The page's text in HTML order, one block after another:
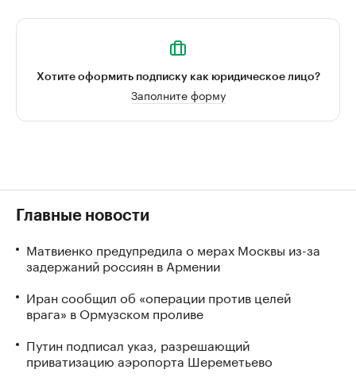
Хотите оформить подписку как юридическое лицо?
Заполните форму
Главные новости
Матвиенко предупредила о мерах Москвы из-за
задержаний россиян в Армении
Иран сообщил об «операции против целей
врага» в Ормузском проливе
Путин подписал указ, разрешающий
приватизацию аэропорта Шереметьево